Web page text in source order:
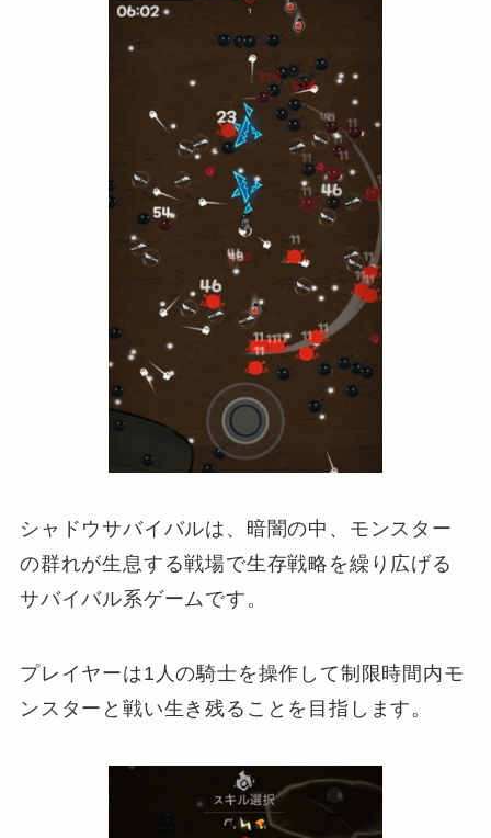
シャドウサバイバルは、暗闇の中、モンスター
の群れが生息する戦場で生存戦略を繰り広げる
サバイバル系ゲームです。
プレイヤーは1人の騎士を操作して制限時間内モ
ンスターと戦い生き残ることを目指します。